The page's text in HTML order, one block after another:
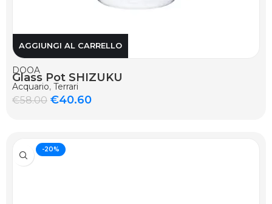
AGGIUNGI AL CARRELLO
DOOA
Glass Pot SHIZUKU
Acquario, Terrari
€58.00 €40.60
-20%